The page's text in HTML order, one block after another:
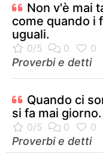
Non v'è mai
come quando i
uguali.
Proverbi e detti
Quando ci
si fa mai giorno.
Proverbi e detti